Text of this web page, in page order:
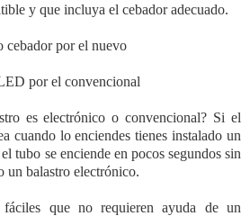
y que incluya el cebador adecuado.
cebador por el nuevo
por el convencional
es electrónico o convencional? Si el
cuando lo enciendes tienes instalado un
tubo se enciende en pocos segundos sin
un balastro electrónico.
que no requieren ayuda de un